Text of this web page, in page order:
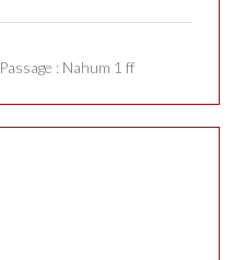
Passage : Nahum 1 ff